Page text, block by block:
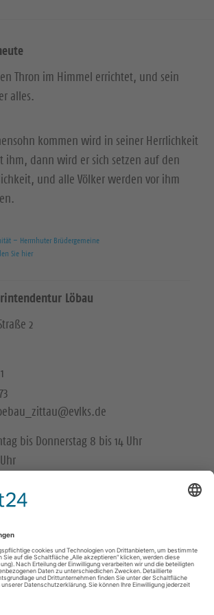
Thron im Himmel errichtet, und sein
alles.
kommen wird in seiner Herrlichkeit
ihm, dann wird er sich setzen auf den
und alle Völker werden vor ihm
– Herrnhuter Brüdergemeine
Sie hier
Löbau
2
bis Donnerstag 8 bis 14 Uhr